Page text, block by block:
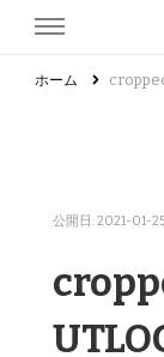
ホーム
公開日:2021-01-25